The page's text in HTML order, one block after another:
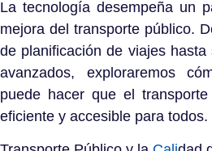
La tecnología desempeña un
mejora del transporte público.
de planificación de viajes hasta
avanzados, exploraremos
puede hacer que el
eficiente y accesible para todos.